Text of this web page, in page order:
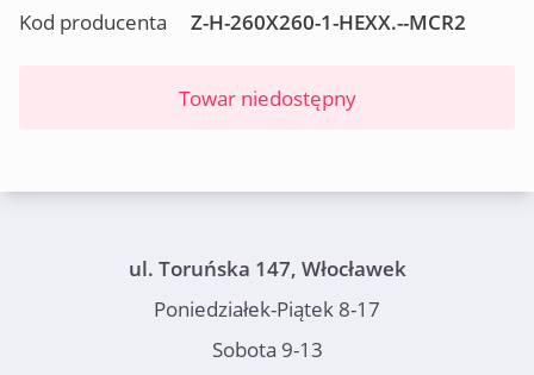
Kod producenta
Z-H-260X260-1-HEXX.--MCR2
Towar niedostępny
ul. Toruńska 147, Włocławek
Poniedziałek-Piątek 8-17
Sobota 9-13